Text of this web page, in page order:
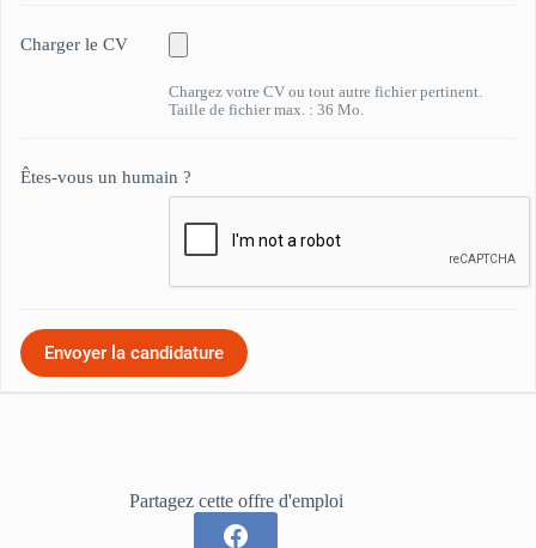
Charger le CV
Chargez votre CV ou tout autre fichier pertinent.
Taille de fichier max. : 36 Mo.
Êtes-vous un humain ?
Partagez cette offre d'emploi